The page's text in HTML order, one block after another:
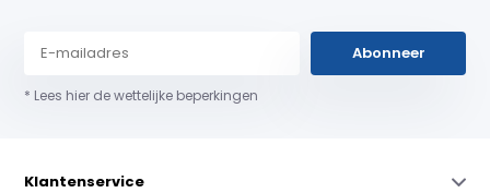
Abonneer
* Lees hier de wettelijke beperkingen
Klantenservice